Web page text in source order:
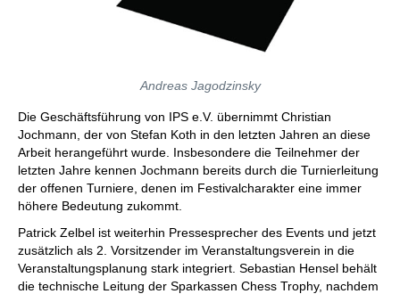
Andreas Jagodzinsky
Die Geschäftsführung von IPS e.V. übernimmt Christian
Jochmann, der von Stefan Koth in den letzten Jahren an diese
Arbeit herangeführt wurde. Insbesondere die Teilnehmer der
letzten Jahre kennen Jochmann bereits durch die Turnierleitung
der offenen Turniere, denen im Festivalcharakter eine immer
höhere Bedeutung zukommt.
Patrick Zelbel ist weiterhin Pressesprecher des Events und jetzt
zusätzlich als 2. Vorsitzender im Veranstaltungsverein in die
Veranstaltungsplanung stark integriert. Sebastian Hensel behält
die technische Leitung der Sparkassen Chess Trophy, nachdem